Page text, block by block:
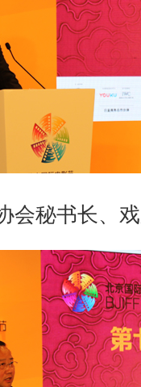
秘书长、戏